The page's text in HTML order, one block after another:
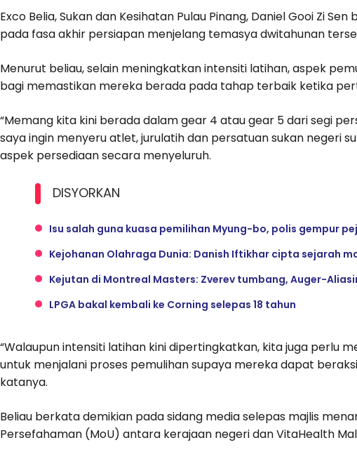
Exco Belia, Sukan dan Kesihatan Pulau Pinang, Daniel Gooi Zi
pada fasa akhir persiapan menjelang temasya dwitahunan
Menurut beliau, selain meningkatkan intensiti latihan, aspek
bagi memastikan mereka berada pada tahap terbaik ketika
“Memang kita kini berada dalam gear 4 atau gear 5 dari segi
saya ingin menyeru atlet, jurulatih dan persatuan sukan negeri
aspek persediaan secara menyeluruh.
DISYORKAN
Isu salah guna kuasa pemilihan Myung-bo, polis gempur
Kejohanan Olahraga Dunia: Danish Iftikhar cipta sejarah
Kejutan di Montreal Masters: Zverev tumbang, Auger-
LPGA bakal kembali ke Corning selepas 18 tahun
“Walaupun intensiti latihan kini dipertingkatkan, kita juga perlu
untuk menjalani proses pemulihan supaya mereka dapat
katanya.
Beliau berkata demikian pada sidang media selepas majlis
Persefahaman (MoU) antara kerajaan negeri dan VitaHealth